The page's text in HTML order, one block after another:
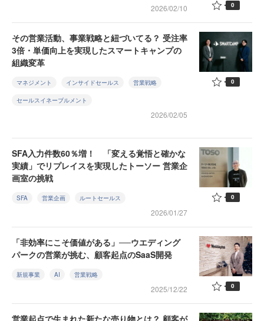
2026/02/10 0
その営業活動、事業戦略と紐づいてる？ 受注率
3倍・単価向上を実現したスマートキャンプの
組織変革
マネジメント インサイドセールス 営業戦略
セールスイネーブルメント
2026/02/05
0
SFA入力件数60％増！ 「変える覚悟と確かな
実績」でリプレイスを実現したトーソー 営業企
画室の挑戦
SFA 営業企画 ルートセールス
2026/01/27
0
「非効率にこそ価値がある」──ウエディング
パークの営業が挑む、顧客起点のSaaS開発
新規事業 AI 営業戦略
2025/12/22 0
営業起点で生まれた新たな売り物とは？ 顧客が